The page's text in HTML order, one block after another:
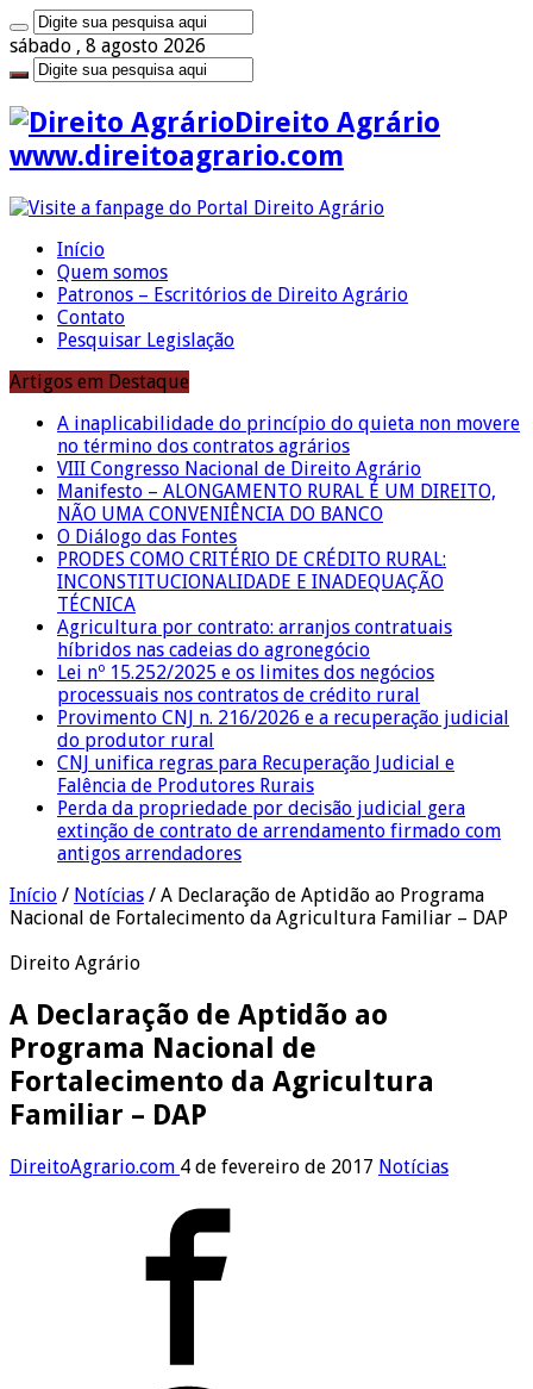
sábado , 8 agosto 2026
Direito Agrário
www.direitoagrario.com
Início
Quem somos
Patronos – Escritórios de Direito Agrário
Contato
Pesquisar Legislação
Artigos em Destaque
A inaplicabilidade do princípio do quieta non movere
no término dos contratos agrários
VIII Congresso Nacional de Direito Agrário
Manifesto – ALONGAMENTO RURAL É UM DIREITO,
NÃO UMA CONVENIÊNCIA DO BANCO
O Diálogo das Fontes
PRODES COMO CRITÉRIO DE CRÉDITO RURAL:
INCONSTITUCIONALIDADE E INADEQUAÇÃO
TÉCNICA
Agricultura por contrato: arranjos contratuais
híbridos nas cadeias do agronegócio
Lei nº 15.252/2025 e os limites dos negócios
processuais nos contratos de crédito rural
Provimento CNJ n. 216/2026 e a recuperação judicial
do produtor rural
CNJ unifica regras para Recuperação Judicial e
Falência de Produtores Rurais
Perda da propriedade por decisão judicial gera
extinção de contrato de arrendamento firmado com
antigos arrendadores
Início / Notícias / A Declaração de Aptidão ao Programa
Nacional de Fortalecimento da Agricultura Familiar – DAP
Direito Agrário
A Declaração de Aptidão ao
Programa Nacional de
Fortalecimento da Agricultura
Familiar – DAP
DireitoAgrario.com 4 de fevereiro de 2017 Notícias